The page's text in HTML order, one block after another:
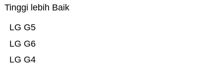
Tinggi lebih Baik
LG G4
LG G6
LG G5